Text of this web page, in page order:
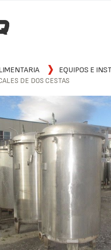
EQUIPOS E
DE DOS CESTAS